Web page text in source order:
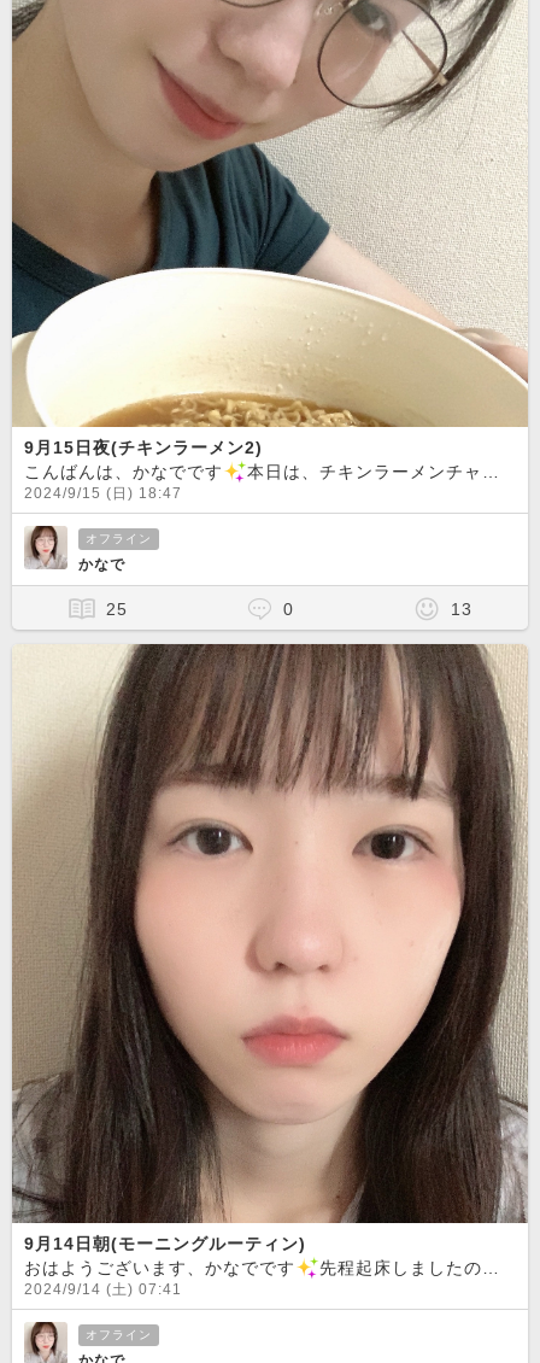
9月15日夜(チキンラーメン2)
こんばんは、かなでです
本日は、チキンラーメンチャレンジ第2回目の投稿です！以前の投稿を見てくださった会員様に、つくり方についてアドバイスをいただけましたので、前回の反省点を活かし、もう一度挑戦してみました
2024/9/15 (日) 18:47
オフライン
かなで
25 0 13
9月14日朝(モーニングルーティン)
おはようございます、かなでです
先程起床しましたので、私はこれからもう一度眠りにつきます。皆様良い1日をお過ごしください！それではおやすみなさい
2024/9/14 (土) 07:41
オフライン